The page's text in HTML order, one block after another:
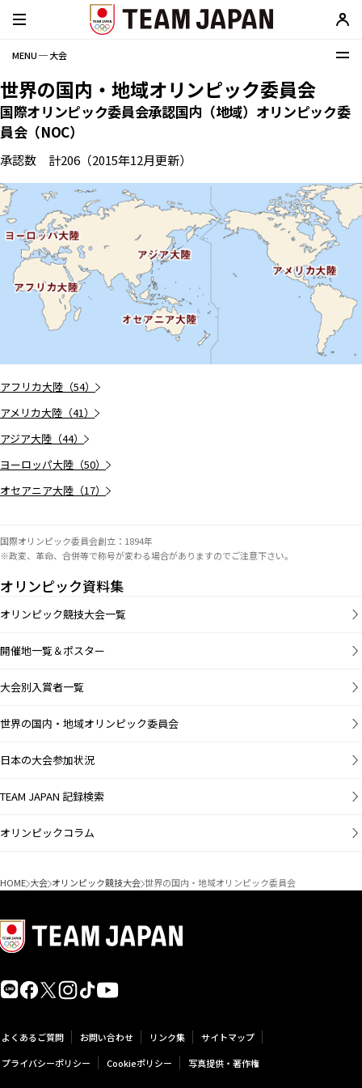
MENU ─ 大会
世界の国内・地域オリンピック委員会
国際オリンピック委員会承認国内（地域）オリンピック委
員会（NOC）
承認数 計206（2015年12月更新）
アフリカ大陸（54）
アメリカ大陸（41）
アジア大陸（44）
ヨーロッパ大陸（50）
オセアニア大陸（17）
国際オリンピック委員会創立：1894年
※政変、革命、合併等で称号が変わる場合がありますのでご注意下さい。
オリンピック資料集
オリンピック競技大会一覧
開催地一覧＆ポスター
大会別入賞者一覧
世界の国内・地域オリンピック委員会
日本の大会参加状況
TEAM JAPAN 記録検索
オリンピックコラム
HOME 大会 オリンピック競技大会 世界の国内・地域オリンピック委員会
よくあるご質問 お問い合わせ リンク集
サイトマップ
プライバシーポリシー
Cookieポリシー 写真提供・著作権